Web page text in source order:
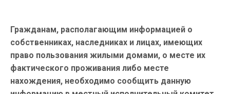
Гражданам, располагающим информацией о
собственниках, наследниках и лицах, имеющих
право пользования жилыми домами, о месте их
фактического проживания либо месте
нахождения, необходимо сообщить данную